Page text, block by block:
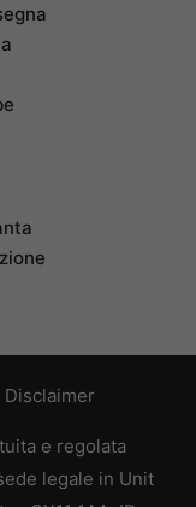
Disclaimer
e regolata
legale in Unit